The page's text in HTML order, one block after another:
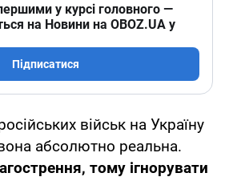
у курсі головного —
на Новини на OBOZ.UA у
Підписатися
військ на Україну
вона абсолютно реальна.
тому ігнорувати